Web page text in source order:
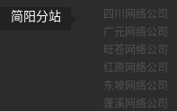
简阳分站 四川网络公司
广元网络公司
旺苍网络公司
红原网络公司
东坡网络公司
蓬溪网络公司